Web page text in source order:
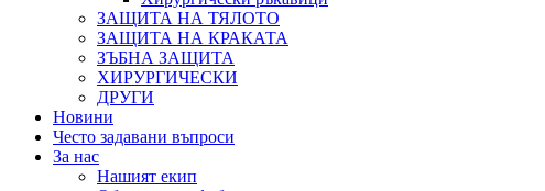
ЗАЩИТА НА ТЯЛОТО
ЗАЩИТА НА КРАКАТА
ЗЪБНА ЗАЩИТА
ХИРУРГИЧЕСКИ
ДРУГИ
Новини
Често задавани въпроси
За нас
Нашият екип